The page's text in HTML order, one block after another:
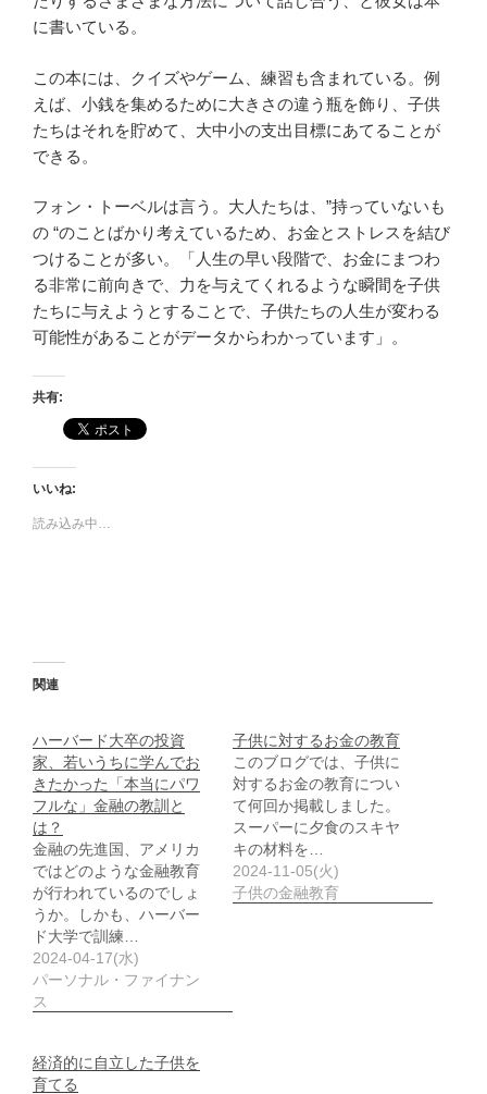
に書いている。
この本には、クイズやゲーム、練習も含まれている。例
えば、小銭を集めるために大きさの違う瓶を飾り、子供
たちはそれを貯めて、大中小の支出目標にあてることが
できる。
フォン・トーベルは言う。大人たちは、”持っていないも
の “のことばかり考えているため、お金とストレスを結び
つけることが多い。「人生の早い段階で、お金にまつわ
る非常に前向きで、力を与えてくれるような瞬間を子供
たちに与えようとすることで、子供たちの人生が変わる
可能性があることがデータからわかっています」。
共有:
いいね:
読み込み中…
関連
ハーバード大卒の投資
家、若いうちに学んでお
きたかった「本当にパワ
フルな」金融の教訓と
は？
金融の先進国、アメリカ
ではどのような金融教育
が行われているのでしょ
うか。しかも、ハーバー
ド大学で訓練…
2024-04-17(水)
パーソナル・ファイナン
ス
子供に対するお金の教育
このブログでは、子供に
対するお金の教育につい
て何回か掲載しました。
スーパーに夕食のスキヤ
キの材料を…
2024-11-05(火)
子供の金融教育
経済的に自立した子供を
育てる